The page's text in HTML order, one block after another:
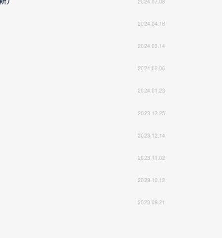
2024.04.16
2024.03.14
2024.02.06
2024.01.23
2023.12.25
2023.12.14
2023.11.02
2023.10.12
2023.09.21